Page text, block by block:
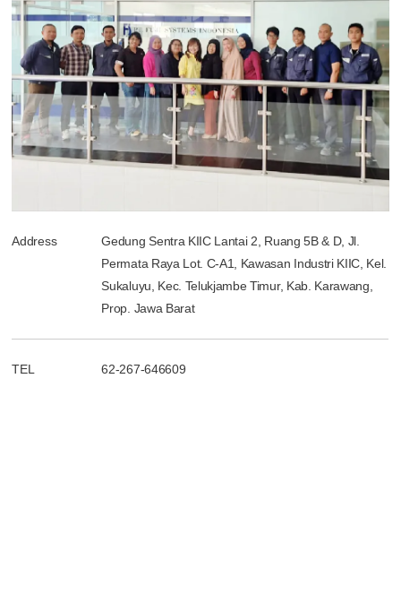
Address
Gedung Sentra KIIC Lantai 2, Ruang 5B & D, Jl.
Permata Raya Lot. C-A1, Kawasan Industri KIIC, Kel.
Sukaluyu, Kec. Telukjambe Timur, Kab. Karawang,
Prop. Jawa Barat
TEL 62-267-646609